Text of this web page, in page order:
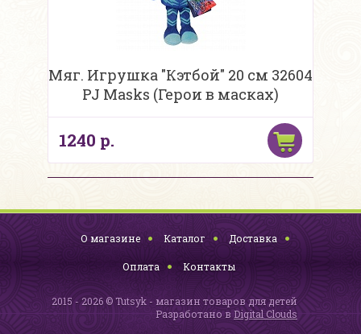
Мяг. Игрушка "Кэтбой" 20 см 32604
PJ Masks (Герои в масках)
1240 р.
О магазине Каталог Доставка
Оплата Контакты
2015 - 2026 © Tutsyk - магазин товаров для детей
Разработано в Digital Clouds